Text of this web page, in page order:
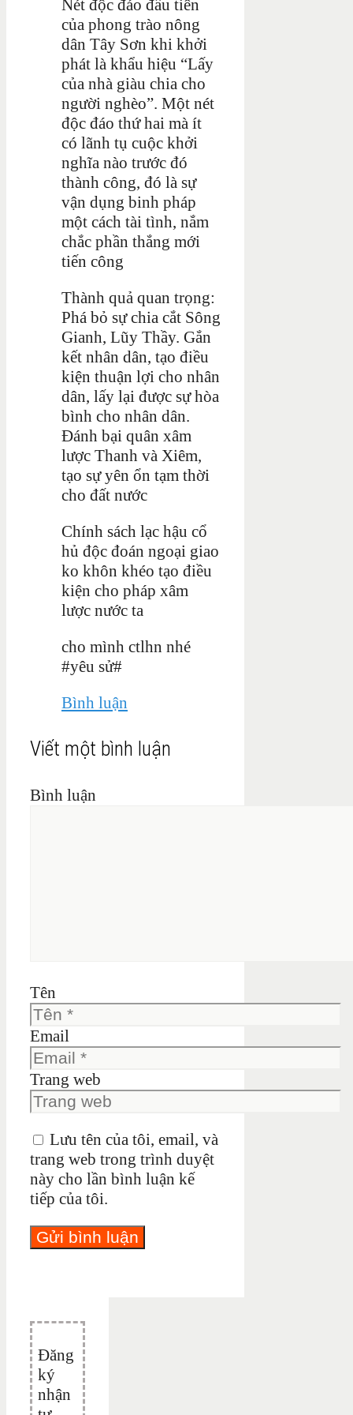
Nét độc đáo đầu tiên
của phong trào nông
dân Tây Sơn khi khởi
phát là khẩu hiệu “Lấy
của nhà giàu chia cho
người nghèo”. Một nét
độc đáo thứ hai mà ít
có lãnh tụ cuộc khởi
nghĩa nào trước đó
thành công, đó là sự
vận dụng binh pháp
một cách tài tình, nắm
chắc phần thắng mới
tiến công
Thành quả quan trọng:
Phá bỏ sự chia cắt Sông
Gianh, Lũy Thầy. Gắn
kết nhân dân, tạo điều
kiện thuận lợi cho nhân
dân, lấy lại được sự hòa
bình cho nhân dân.
Đánh bại quân xâm
lược Thanh và Xiêm,
tạo sự yên ổn tạm thời
cho đất nước
Chính sách lạc hậu cổ
hủ độc đoán ngoại giao
ko khôn khéo tạo điều
kiện cho pháp xâm
lược nước ta
cho mình ctlhn nhé
#yêu sử#
Bình luận
Viết một bình luận
Bình luận
Tên
Email
Trang web
Lưu tên của tôi, email, và
trang web trong trình duyệt
này cho lần bình luận kế
tiếp của tôi.
Đăng
ký
nhận